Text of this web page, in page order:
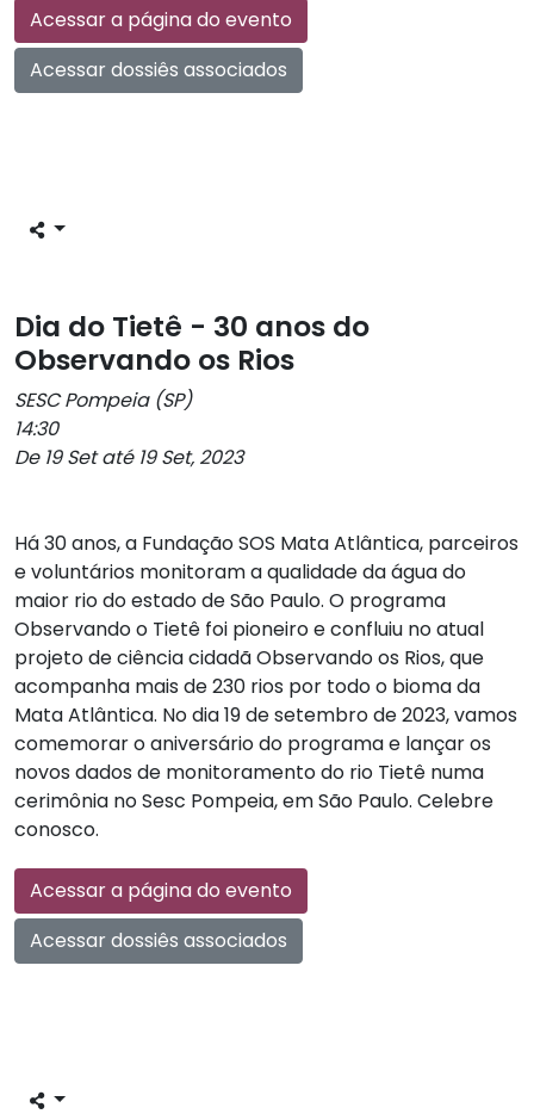
Acessar a página do evento
Acessar dossiês associados
Dia do Tietê - 30 anos do
Observando os Rios
SESC Pompeia (SP)
14:30
De 19 Set até 19 Set, 2023
Há 30 anos, a Fundação SOS Mata Atlântica, parceiros
e voluntários monitoram a qualidade da água do
maior rio do estado de São Paulo. O programa
Observando o Tietê foi pioneiro e confluiu no atual
projeto de ciência cidadã Observando os Rios, que
acompanha mais de 230 rios por todo o bioma da
Mata Atlântica. No dia 19 de setembro de 2023, vamos
comemorar o aniversário do programa e lançar os
novos dados de monitoramento do rio Tietê numa
cerimônia no Sesc Pompeia, em São Paulo. Celebre
conosco.
Acessar a página do evento
Acessar dossiês associados